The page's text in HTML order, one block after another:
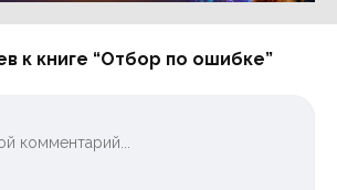
к книге “Отбор по ошибке”